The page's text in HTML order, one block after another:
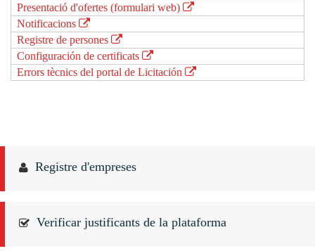
Presentació d'ofertes (formulari web)
Notificacions
Registre de persones
Configuración de certificats
Errors tècnics del portal de Licitación
Registre d'empreses
Verificar justificants de la plataforma